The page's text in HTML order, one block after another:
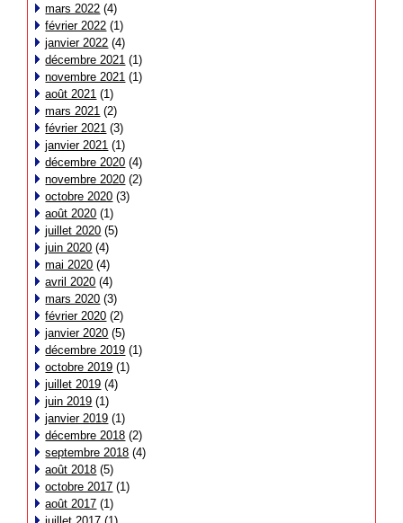
mars 2022 (4)
février 2022 (1)
janvier 2022 (4)
décembre 2021 (1)
novembre 2021 (1)
août 2021 (1)
mars 2021 (2)
février 2021 (3)
janvier 2021 (1)
décembre 2020 (4)
novembre 2020 (2)
octobre 2020 (3)
août 2020 (1)
juillet 2020 (5)
juin 2020 (4)
mai 2020 (4)
avril 2020 (4)
mars 2020 (3)
février 2020 (2)
janvier 2020 (5)
décembre 2019 (1)
octobre 2019 (1)
juillet 2019 (4)
juin 2019 (1)
janvier 2019 (1)
décembre 2018 (2)
septembre 2018 (4)
août 2018 (5)
octobre 2017 (1)
août 2017 (1)